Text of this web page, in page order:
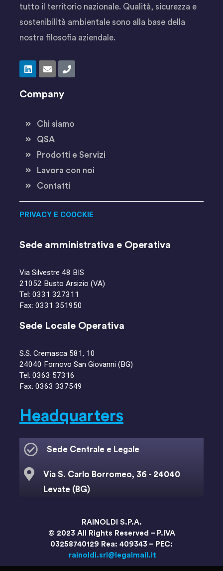
tutto il territorio nazionale. Qualità, sicurezza e
sostenibilità ambientale sono alla base della
nostra filosofia aziendale.
Company
Chi siamo
QSA
Prodotti e Servizi
Lavora con noi
Contatti
PRIVACY E COOCKIE
Sede amministrativa e Operativa
Via Silvestre 48 BIS
21052 Busto Arsizio (VA)
Tel: 0331 327311
Fax: 0331 351950
Sede Locale Operativa
S.S. Cremasca 581, 10
24040 Fornovo San Giovanni (BG)
Tel: 0363 57316
Fax: 0363 337549
Headquarters
Sede Centrale e Legale
Via S. Carlo Borromeo, 36 - 24040
Levate (BG)
+39 (035) 2682 111
RAINOLDI S.P.A.
© 2023 All Rights Reserved – P.IVA
03258740129 Rea: 409343 – PEC:
rainoldi.srl@legalmail.it